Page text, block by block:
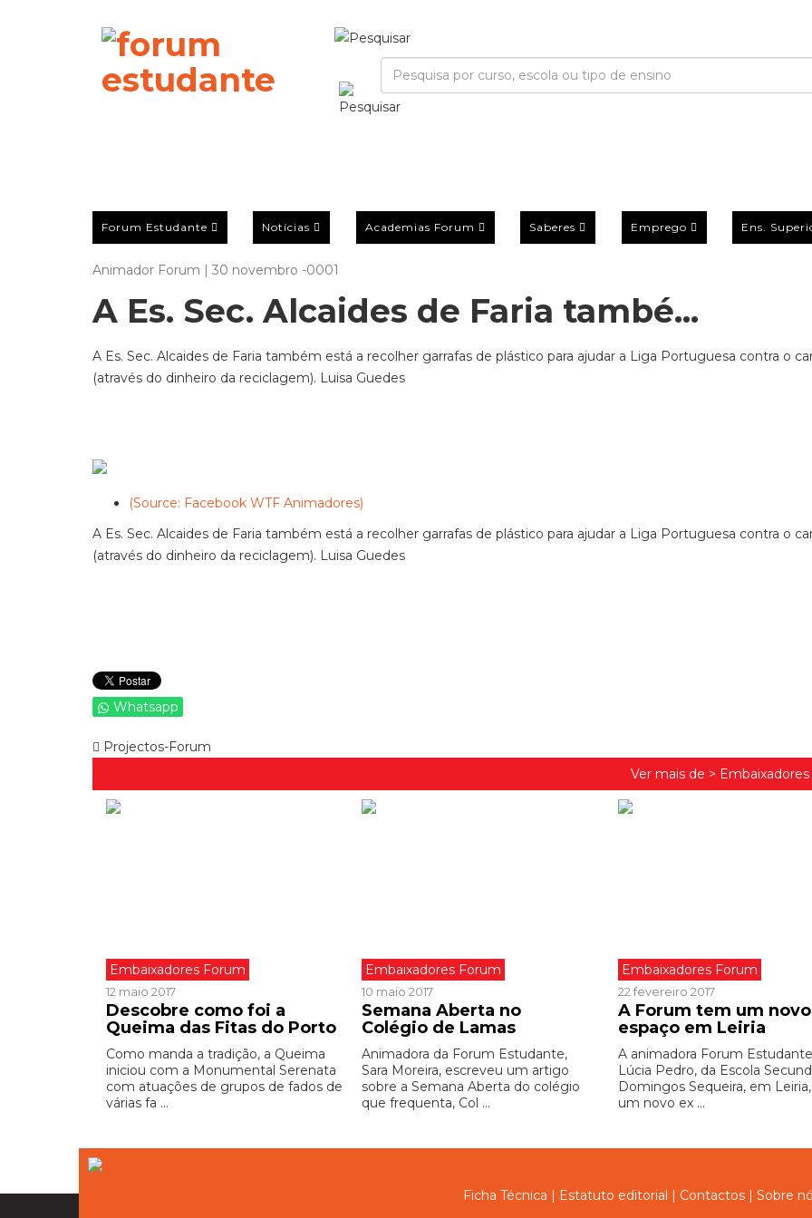
Forum Estudante Notícias Academias Forum Saberes Emprego Ens.
Animador Forum | 30 novembro -0001
A Es. Sec. Alcaides de Faria també...
A Es. Sec. Alcaides de Faria também está a recolher garrafas de plástico para ajudar a Liga Portuguesa contra o
(através do dinheiro da reciclagem). Luisa Guedes
(Source: Facebook WTF Animadores)
A Es. Sec. Alcaides de Faria também está a recolher garrafas de plástico para ajudar a Liga Portuguesa contra o
(através do dinheiro da reciclagem). Luisa Guedes
Whatsapp
Projectos-Forum
Ver mais de >
Embaixadores Forum
12 maio 2017
Descobre como foi a
Queima das Fitas do Porto
Como manda a tradição, a Queima
iniciou com a Monumental Serenata
com atuações de grupos de fados de
várias fa ...
Embaixadores Forum
10 maio 2017
Semana Aberta no
Colégio de Lamas
Animadora da Forum Estudante,
Sara Moreira, escreveu um artigo
sobre a Semana Aberta do colégio
que frequenta, Col ...
Embaixadores Forum
22 fevereiro 2017
A Forum tem um novo
espaço em Leiria
A animadora Forum
Lúcia Pedro, da Escola
Domingos Sequeira, em
um novo ex ...
Ficha Técnica | Estatuto editorial | Contactos | Sobre